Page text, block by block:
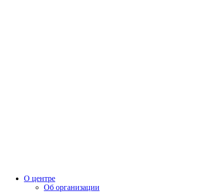
О центре
Об организации